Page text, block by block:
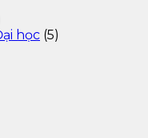
học (5)